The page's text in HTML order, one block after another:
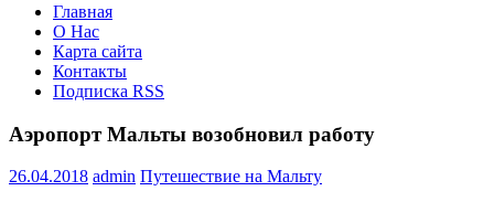
Главная
О Нас
Карта сайта
Контакты
Подписка RSS
Аэропорт Мальты возобновил работу
26.04.2018 admin Путешествие на Мальту